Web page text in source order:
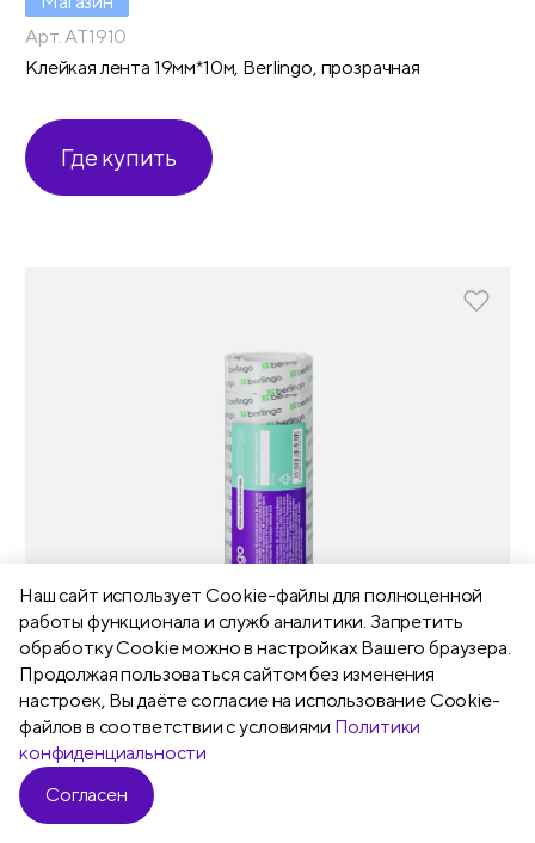
Наш сайт использует Сookie-файлы для полноценной
работы функционала и служб аналитики. Запретить
обработку Cookie можно в настройках Вашего браузера.
Продолжая пользоваться сайтом без изменения
настроек, Вы даёте согласие на использование Cookie-
файлов в соответствии с условиями Политики
конфиденциальности
Согласен
Арт. AT1910
Клейкая лента 19мм*10м, Berlingo, прозрачная
Где купить
Магазин
Арт. AT1510